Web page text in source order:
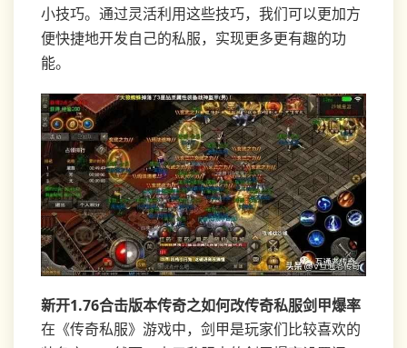
小技巧。通过灵活利用这些技巧，我们可以更加方
便快捷地开发自己的私服，实现更多更有趣的功
能。
新开1.76合击版本传奇之如何改传奇私服剑甲爆率
在《传奇私服》游戏中，剑甲是玩家们比较喜欢的